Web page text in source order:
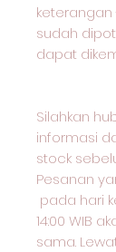
sudah
dapat
Silahkan
informasi
stock
Pesanan
pada hari
14:00 WIB
sama.